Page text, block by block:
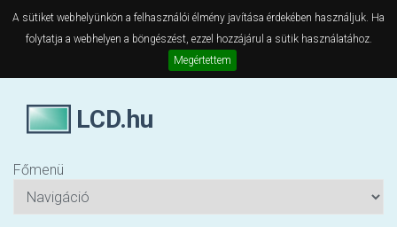
A sütiket webhelyünkön a felhasználói élmény javítása érdekében használjuk. Ha
folytatja a webhelyen a böngészést, ezzel hozzájárul a sütik használatához.
Megértettem
LCD.hu
Főmenü